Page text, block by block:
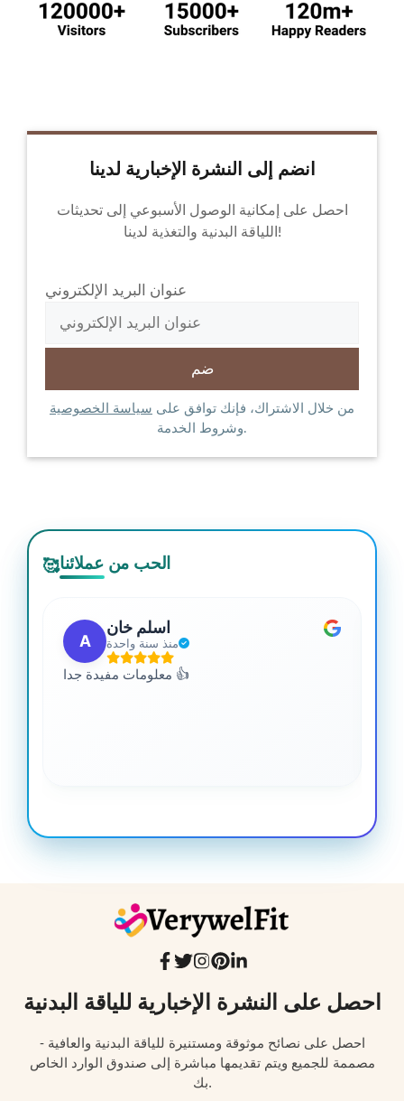
انضم إلى النشرة الإخبارية لدينا
احصل على إمكانية الوصول الأسبوعي إلى تحديثات
اللياقة البدنية والتغذية لدينا!
عنوان البريد الإلكتروني
من خلال الاشتراك، فإنك توافق على سياسة الخصوصية
وشروط الخدمة.
🥰الحب من عملائنا
A
اسلم خان
منذ سنة واحدة
معلومات مفيدة جدا 👍
احصل على النشرة الإخبارية للياقة البدنية
احصل على نصائح موثوقة ومستنيرة للياقة البدنية والعافية -
مصممة للجميع ويتم تقديمها مباشرة إلى صندوق الوارد الخاص
بك.